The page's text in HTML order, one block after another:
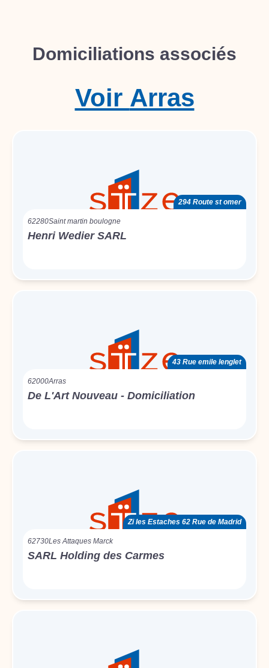
Domiciliations associés
Arras
Voir
294 Route st omer
62280Saint martin boulogne
Henri Wedier SARL
43 Rue emile lenglet
62000Arras
De L'Art Nouveau - Domiciliation
Zi les Estaches 62 Rue de Madrid
62730Les Attaques Marck
SARL Holding des Carmes